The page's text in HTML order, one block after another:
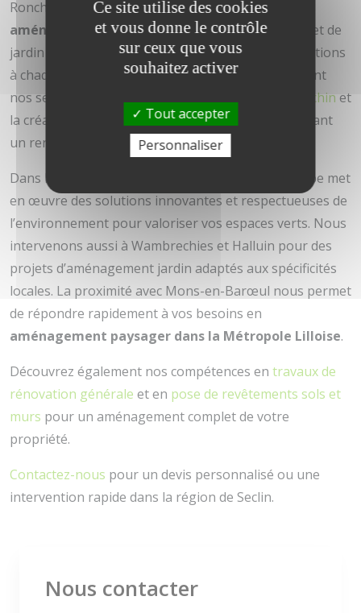
Ronchin, Wasquehal et Hem. Que ce soit pour un
aménagement extérieur à Mouvauxou un projet de
jardin paysager à Croix, nous adaptons nos prestations
à chaque contexte local. Nous proposons également
nos services pour l'
aménagement extérieur à Ronchin et
la création d’espaces verts à Wasquehal, garantissant
un rendu harmonieux et durable.
Dans le secteur de Hem ou à Bondues, notre équipe met
en œuvre des solutions innovantes et respectueuses de
l’environnement pour valoriser vos espaces verts. Nous
intervenons aussi à Wambrechies et Halluin pour des
projets d’aménagement jardin adaptés aux spécificités
locales. La proximité avec Mons-en-Barœul nous permet
de répondre rapidement à vos besoins en
aménagement paysager dans la Métropole Lilloise.
Découvrez également nos compétences en travaux de
rénovation générale et en pose de revêtements sols et
murs pour un aménagement complet de votre
propriété.
Contactez-nous pour un devis personnalisé ou une
intervention rapide dans la région de Seclin.
Nous contacter
Ce site utilise des cookies
et vous donne le contrôle
sur ceux que vous
souhaitez activer
Tout accepter
Personnaliser